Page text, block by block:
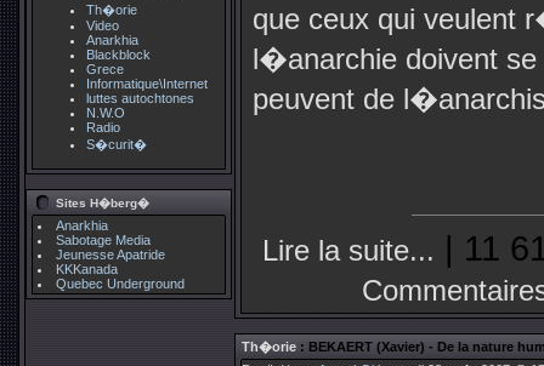
Th�orie
Video
Anarkhia
Blackblock
Grece
Informatique\Internet
luttes autochtones
N.W.O
Radio
S�curit�
Sites H�berg�
Anarkhia
Sabotage Media
Jeunesse Apatride
KKKanada
Quebec Underground
que ceux qui veulent
l�anarchie doivent
peuvent de
Lire la suite... | 11
Th�orie : BEKAERT (Xavier) - De la nature